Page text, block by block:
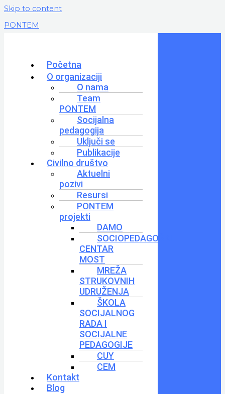
Skip to content
PONTEM
Početna
O organizaciji
O nama
Team
PONTEM
Socijalna
pedagogija
Uključi se
Publikacije
Civilno društvo
Aktuelni
pozivi
Resursi
PONTEM
projekti
DAMO
SOCIOPEDAGOŠKI
CENTAR
MOST
MREŽA
STRUKOVNIH
UDRUŽENJA
ŠKOLA
SOCIJALNOG
RADA I
SOCIJALNE
PEDAGOGIJE
CUY
CEM
Kontakt
Blog